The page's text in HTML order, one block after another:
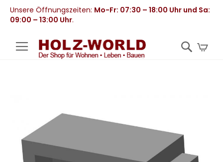
Unsere Öffnungszeiten: Mo-Fr: 07:30 – 18:00 Uhr und Sa:
09:00 – 13:00 Uhr.